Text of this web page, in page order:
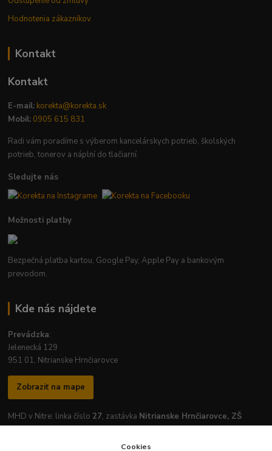
Hodnotenia zákazníkov
Kontakt
Kontakt
E-mail: korekta@korekta.sk
Mobil: 0905 615 831
Radi vám poradíme s výberom kancelárskych potrieb, školských
potrieb, tonerov a náplní do tlačiarní.
Sledujte nás
Možnosti platby
Bezpečná platba kartou, Google Pay, Apple Pay a bankovým
prevodom.
Kde nás nájdete
Prevádzka:
Jelenecká 129
951 01, Nitrianske Hrnčiarovce
Zobraziť na mape
MHD v Nitre: linka číslo 27, zastávka Nitrianske Hrnčiarovce, ZŠ
Cookies